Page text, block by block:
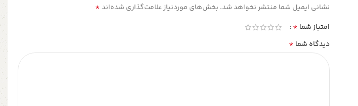
نشانی ایمیل شما منتشر نخواهد شد. بخش‌های موردنیاز علامت‌گذاری شده‌اند*
امتیاز شما *
دیدگاه شما *